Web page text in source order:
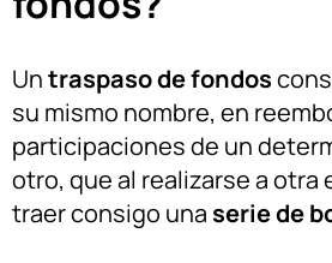
Untraspaso de fondos
su mismo nombre, en
participaciones de un
otro, que al realizarse a otra
traer consigo una serie de